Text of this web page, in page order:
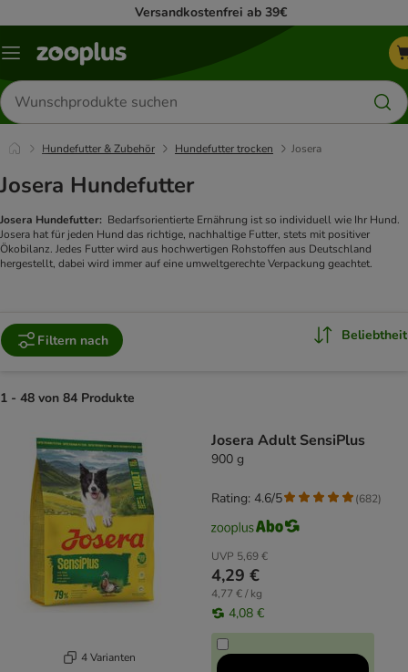
Versandkostenfrei ab 39€
Menü
Produkte
suchen
Hundefutter & Zubehör Hundefutter trocken Josera
Josera Hundefutter
Josera Hundefutter: Bedarfsorientierte Ernährung ist so individuell wie Ihr Hund.
Josera hat für jeden Hund das richtige, nachhaltige Futter, stets mit positiver
Ökobilanz. Jedes Futter wird aus hochwertigen Rohstoffen aus Deutschland
hergestellt, dabei wird immer auf eine umweltgerechte Verpackung geachtet.
Filtern nach Beliebtheit
1 - 48 von 84 Produkte
4 Varianten
Josera Adult SensiPlus
900 g
UVP 5,69 €
4,29 €
4,77 € / kg
4,08 €
Rating: 4.6/5 (682)